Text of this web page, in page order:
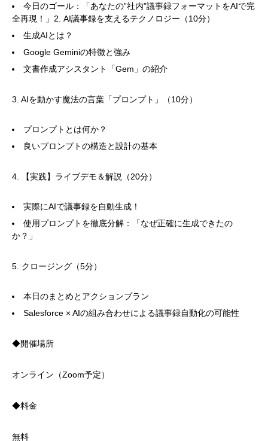
今日のゴール：「あなたの”社内”議事録フォーマットをAIで完
全再現！」2. AI議事録を支えるテクノロジー（10分）
生成AIとは？
Google Geminiの特徴と強み
文書作成アシスタント「Gem」の紹介
3. AIを動かす魔法の言葉「プロンプト」（10分）
プロンプトとは何か？
良いプロンプトの構造と設計の基本
4. 【実践】ライブデモ＆解説（20分）
実際にAIで議事録を自動生成！
使用プロンプトを徹底分解：「なぜ正確に生成できたの
か？」
5. クロージング（5分）
本日のまとめとアクションプラン
Salesforce × AIの組み合わせによる議事録自動化の可能性
◆開催場所
オンライン（Zoom予定）
◆料金
無料